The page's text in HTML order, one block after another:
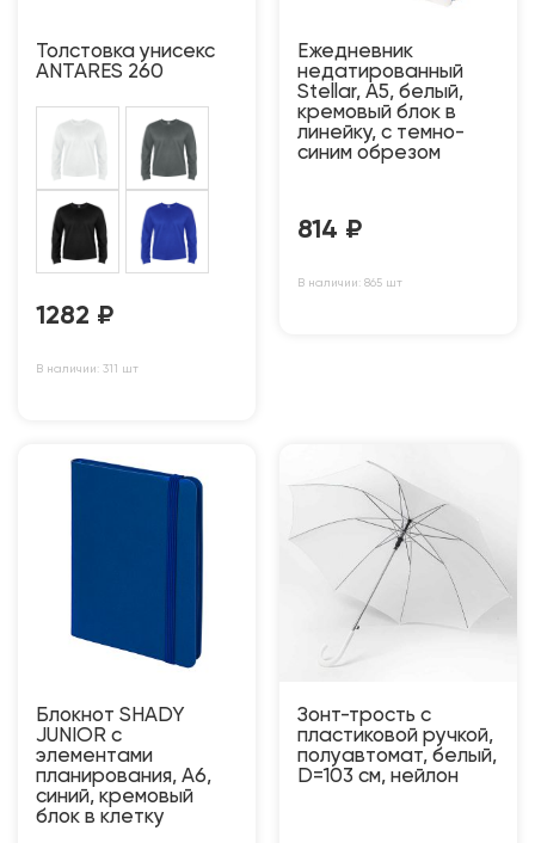
Толстовка унисекс
ANTARES 260
1282 ₽
В наличии: 311 шт
Ежедневник
недатированный
Stellar, А5, белый,
кремовый блок в
линейку, с темно-
синим обрезом
814 ₽
В наличии: 865 шт
Блокнот SHADY
JUNIOR с
элементами
планирования, А6,
синий, кремовый
блок в клетку
Зонт-трость с
пластиковой ручкой,
полуавтомат, белый,
D=103 см, нейлон